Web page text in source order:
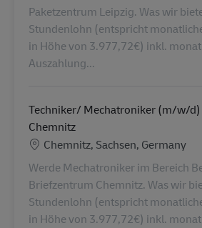
Paketzentrum Leipzig. Was wir
Stundenlohn (entspricht
in Höhe von 3.977,72€) inkl.
Auszahlung...
Techniker/ Mechatroniker (m/w/
Chemnitz
Location
Chemnitz, Sachsen, Germany
Werde Mechatroniker im Bereich
Briefzentrum Chemnitz. Was wir
Stundenlohn (entspricht
in Höhe von 3.977,72€) inkl.